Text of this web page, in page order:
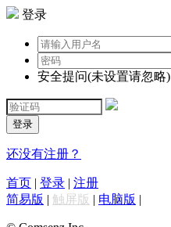
登录
安全提问(未设置请忽略)
登录
还没有注册？
首页 | 登录 | 注册
简易版 | 触屏版 | 电脑版 |